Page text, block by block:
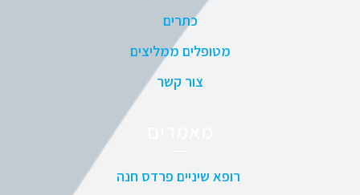
כתרים
מטופלים ממליצים
צור קשר
רופא שיניים פרדס חנה